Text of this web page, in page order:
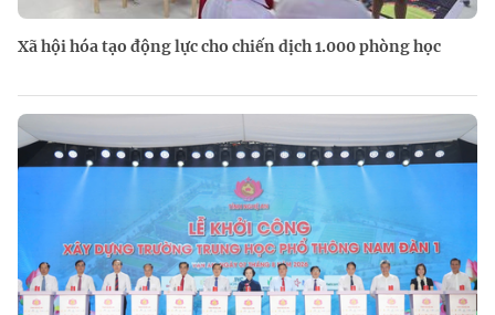
Xã hội hóa tạo động lực cho chiến dịch 1.000 phòng học